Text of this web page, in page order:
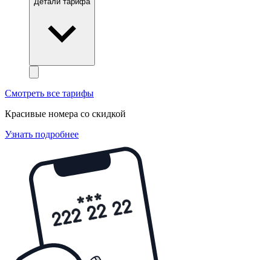
Смотреть все тарифы
Красивые номера со скидкой
Узнать подробнее